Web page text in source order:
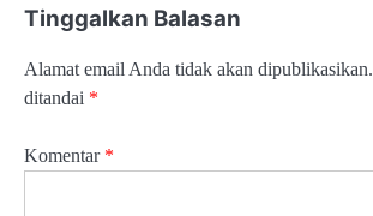
Tinggalkan Balasan
Alamat email Anda tidak akan dipublikasikan.
ditandai *
Komentar *